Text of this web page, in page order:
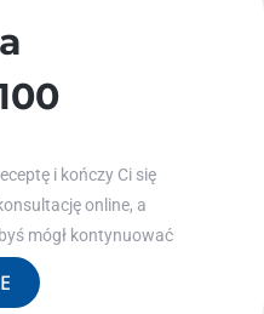
i kończy Ci się
online, a
mógł kontynuować